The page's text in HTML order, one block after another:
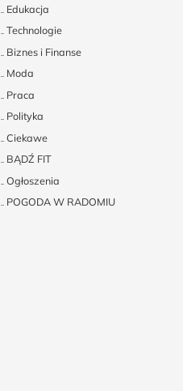
Edukacja
Technologie
Biznes i Finanse
Moda
Praca
Polityka
Ciekawe
BĄDŹ FIT
Ogłoszenia
POGODA W RADOMIU